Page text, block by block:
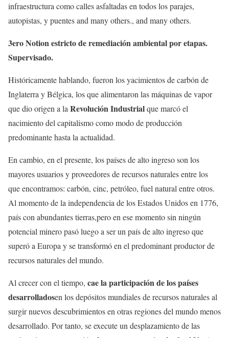
infraestructura como calles asfaltadas en todos los parajes,
autopistas, y puentes and many others., and many others.
3ero Notion estricto de remediación ambiental por etapas.
Supervisado.
Históricamente hablando, fueron los yacimientos de carbón de
Inglaterra y Bélgica, los que alimentaron las máquinas de vapor
que dio origen a laRevolución Industrialque marcó el
nacimiento del capitalismo como modo de producción
predominante hasta la actualidad.
En cambio, en el presente, los países de alto ingreso son los
mayores usuarios y proveedores de recursos naturales entre los
que encontramos: carbón, cinc, petróleo, fuel natural entre otros.
Al momento de la independencia de los Estados Unidos en 1776,
país con abundantes tierras,pero en ese momento sin ningún
potencial minero pasó luego a ser un país de alto ingreso que
superó a Europa y se transformó en el predominant productor de
recursos naturales del mundo.
Al crecer con el tiempo, cae la participación de los países
desarrolladosen los depósitos mundiales de recursos naturales al
surgir nuevos descubrimientos en otras regiones del mundo menos
desarrollado. Por tanto, se execute un desplazamiento de las